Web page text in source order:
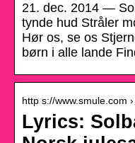
21. dec. 2014 —
tynde hud Stråler
Hør os, se os
børn i alle lande
http s://www.smule.com
Lyrics: